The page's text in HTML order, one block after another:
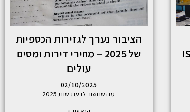
הציבור נערך לגזירות הכספיות
של 2025 – מחירי דירות ומסים
עולים
02/10/2025
מה שחשוב לדעת שנת 2025